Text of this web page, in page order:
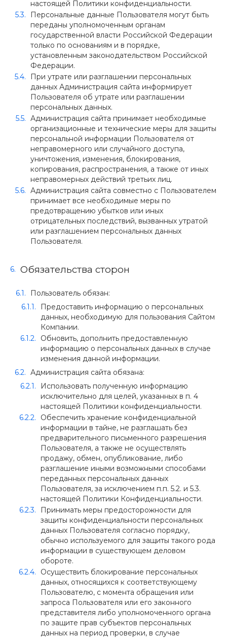
настоящей Политики конфиденциальности.
Персональные данные Пользователя могут быть
переданы уполномоченным органам
государственной власти Российской Федерации
только по основаниям и в порядке,
установленным законодательством Российской
Федерации.
При утрате или разглашении персональных
данных Администрация сайта информирует
Пользователя об утрате или разглашении
персональных данных.
Администрация сайта принимает необходимые
организационные и технические меры для защиты
персональной информации Пользователя от
неправомерного или случайного доступа,
уничтожения, изменения, блокирования,
копирования, распространения, а также от иных
неправомерных действий третьих лиц.
Администрация сайта совместно с Пользователем
принимает все необходимые меры по
предотвращению убытков или иных
отрицательных последствий, вызванных утратой
или разглашением персональных данных
Пользователя.
Обязательства сторон
Пользователь обязан:
Предоставить информацию о персональных
данных, необходимую для пользования Сайтом
Компании.
Обновить, дополнить предоставленную
информацию о персональных данных в случае
изменения данной информации.
Администрация сайта обязана:
Использовать полученную информацию
исключительно для целей, указанных в п. 4
настоящей Политики конфиденциальности.
Обеспечить хранение конфиденциальной
информации в тайне, не разглашать без
предварительного письменного разрешения
Пользователя, а также не осуществлять
продажу, обмен, опубликование, либо
разглашение иными возможными способами
переданных персональных данных
Пользователя, за исключением п.п. 5.2. и 5.3.
настоящей Политики Конфиденциальности.
Принимать меры предосторожности для
защиты конфиденциальности персональных
данных Пользователя согласно порядку,
обычно используемого для защиты такого рода
информации в существующем деловом
обороте.
Осуществить блокирование персональных
данных, относящихся к соответствующему
Пользователю, с момента обращения или
запроса Пользователя или его законного
представителя либо уполномоченного органа
по защите прав субъектов персональных
данных на период проверки, в случае